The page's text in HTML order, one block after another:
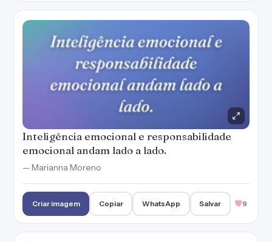
Inteligência emocional e responsabilidade
emocional andam lado a lado.
— Marianna Moreno
Criar imagem Copiar WhatsApp Salvar 9